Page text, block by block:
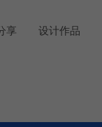
享 设计作品